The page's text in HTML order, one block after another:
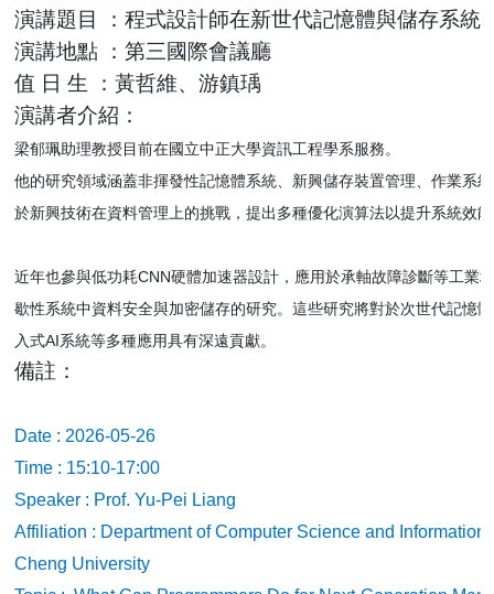
演講題目
：程式設計師在新世代記憶體與儲存系統
演講地點
：第三國際會議廳
值 日 生
：黃哲維、游鎮瑀
演講者介紹：
梁郁珮助理教授目前在國立中正大學資訊工程學系服務。
他的研究領域涵蓋非揮發性記憶體系統、新興儲存裝置管理、作業系
於新興技術在資料管理上的挑戰，提出多種優化演算法以提升系統效
近年也參與低功耗CNN硬體加速器設計，應用於承軸故障診斷等工業
歇性系統中資料安全與加密儲存的研究。這些研究將對於次世代記憶
入式AI系統等多種應用具有深遠貢獻。
備註：
Date : 2026-05-26
Time : 15:10-17:00
Speaker : Prof. Yu-Pei Liang
Affiliation : Department of Computer Science and
Cheng University